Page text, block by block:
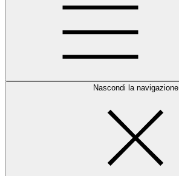
Nascondi la navigazione